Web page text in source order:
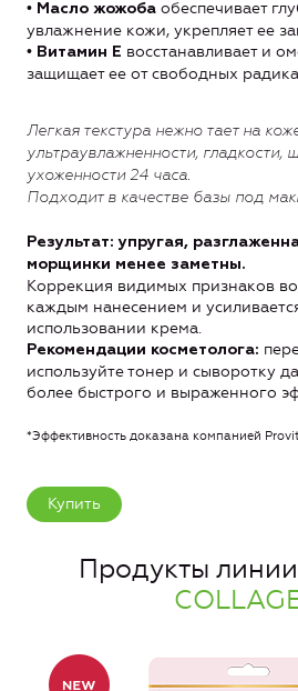
• Масло жожоба обеспечивает
увлажнение кожи, укрепляет ее
• Витамин Е восстанавливает и
защищает ее от свободных
Легкая текстура нежно тает на
ультраувлажненности, гладкости,
ухоженности 24 часа.
Подходит в качестве базы под
Результат: упругая,
морщинки менее заметны.
Коррекция видимых признаков
каждым нанесением и
использовании крема.
Рекомендации косметолога:
используйте тонер и сыворотку
более быстрого и выраженного
*Эффективность доказана компанией
Купить
Продукты линии